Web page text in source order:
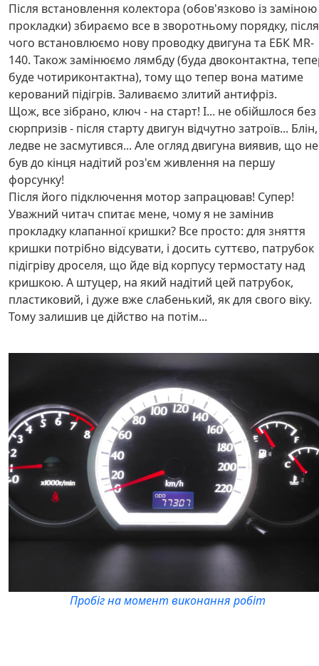
Після встановлення колектора (обов'язково із заміною
прокладки) збираємо все в зворотньому порядку, після
чого встановлюємо нову проводку двигуна та ЕБК MR-
140. Також замінюємо лямбду (буда двоконтактна,
буде чотириконтактна), тому що тепер вона матиме
керований підігрів. Заливаємо злитий антифріз.
Щож, все зібрано, ключ - на старт! І... не обійшлося без
сюрпризів - після старту двигун відчутно затроїв... Блін,
ледве не засмутився... Але огляд двигуна виявив, що не
був до кінця надітий роз'єм живлення на першу
форсунку!
Після його підключення мотор запрацював! Супер!
Уважний читач спитає мене, чому я не замінив
прокладку клапанної кришки? Все просто: для зняття
кришки потрібно відсувати, і досить суттєво, патрубок
підігріву дроселя, що йде від корпусу термостату над
кришкою. А штуцер, на який надітий цей патрубок,
пластиковий, і дуже вже слабенький, як для свого віку.
Тому залишив це дійство на потім...
Пробіг на момент виконання робіт